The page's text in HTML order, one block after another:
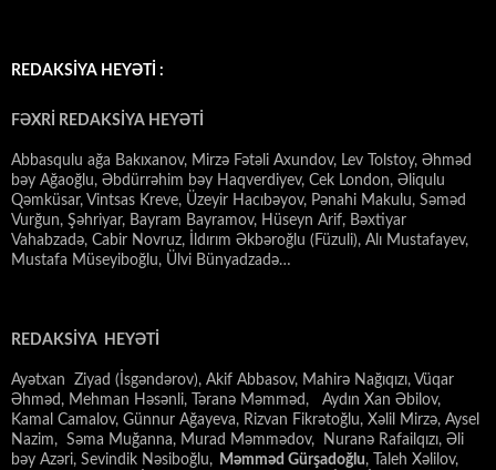
REDAKSİYA HEYƏTİ :
FƏXRİ REDAKSİYA HEYƏTİ
Abbasqulu ağa Bakıxanov, Mirzə Fətəli Axundov, Lev Tolstoy, Əhməd
bəy Ağaoğlu, Əbdürrəhim bəy Haqverdiyev, Cek London, Əliqulu
Qəmküsar, Vintsas Kreve, Üzeyir Hacıbəyov, Pənahi Makulu, Səməd
Vurğun, Şəhriyar, Bayram Bayramov, Hüseyn Arif, Bəxtiyar
Vahabzadə, Cabir Novruz, İldırım Əkbəroğlu (Füzuli), Alı Mustafayev,
Mustafa Müseyiboğlu, Ülvi Bünyadzadə…
REDAKSİYA HEYƏTİ
Ayətxan Ziyad (İsgəndərov), Akif Abbasov, Mahirə Nağıqızı, Vüqar
Əhməd, Mehman Həsənli, Təranə Məmməd, Aydın Xan Əbilov,
Kamal Camalov, Günnur Ağayeva, Rizvan Fikrətoğlu, Xəlil Mirzə, Aysel
Nazim, Səma Muğanna, Murad Məmmədov, Nuranə Rafailqızı, Əli
bəy Azəri, Sevindik Nəsiboğlu, Məmməd Gürşadoğlu, Taleh Xəlilov,